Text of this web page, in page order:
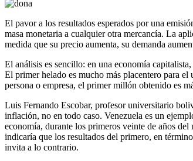
El pavor a los resultados esperados por una
masa monetaria a cualquier otra mercancía. La
medida que su precio aumenta, su demanda
El análisis es sencillo: en una economía
El primer helado es mucho más placentero para
persona o empresa, el primer millón obtenido es
Luis Fernando Escobar, profesor universitario
inflación, no en todo caso. Venezuela es un
economía, durante los primeros veinte de años
indicaría que los resultados del primero, en
invita a lo contrario.